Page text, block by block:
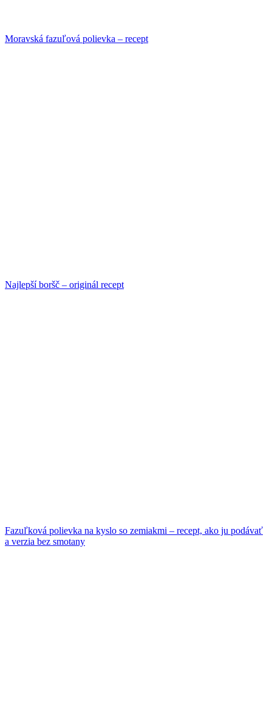
Moravská fazuľová polievka – recept
Najlepší boršč – originál recept
Fazuľková polievka na kyslo so zemiakmi – recept, ako ju podávať
a verzia bez smotany